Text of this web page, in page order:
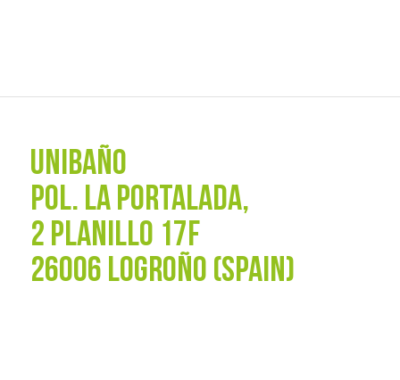
UNIBAÑO
POL. La Portalada,
2 PLANILLO 17F
26006 LOGROÑO (SPAIN)